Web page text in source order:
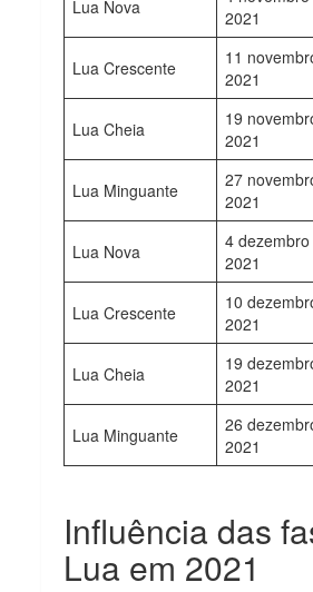
Lua Nova
2021
Lua Crescente
11
2021
Lua Cheia
19
2021
Lua Minguante
27
2021
Lua Nova
4 dezembro
2021
Lua Crescente
10
2021
Lua Cheia
19
2021
Lua Minguante
26
2021
Influência das
Lua em 2021